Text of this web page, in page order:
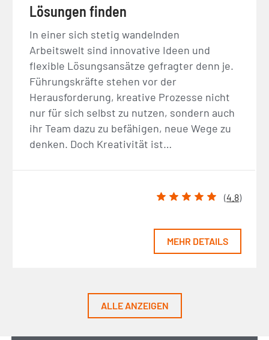
Lösungen finden
In einer sich stetig wandelnden
Arbeitswelt sind innovative Ideen und
flexible Lösungsansätze gefragter denn je.
Führungskräfte stehen vor der
Herausforderung, kreative Prozesse nicht
nur für sich selbst zu nutzen, sondern auch
ihr Team dazu zu befähigen, neue Wege zu
denken. Doch Kreativität ist…
(4.8)
MEHR DETAILS
ALLE ANZEIGEN